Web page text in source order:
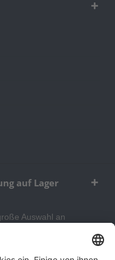
auf Lager
Auswahl an